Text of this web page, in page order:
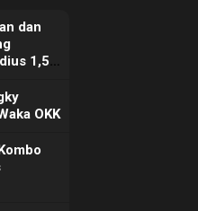
dan
1,5
OKK